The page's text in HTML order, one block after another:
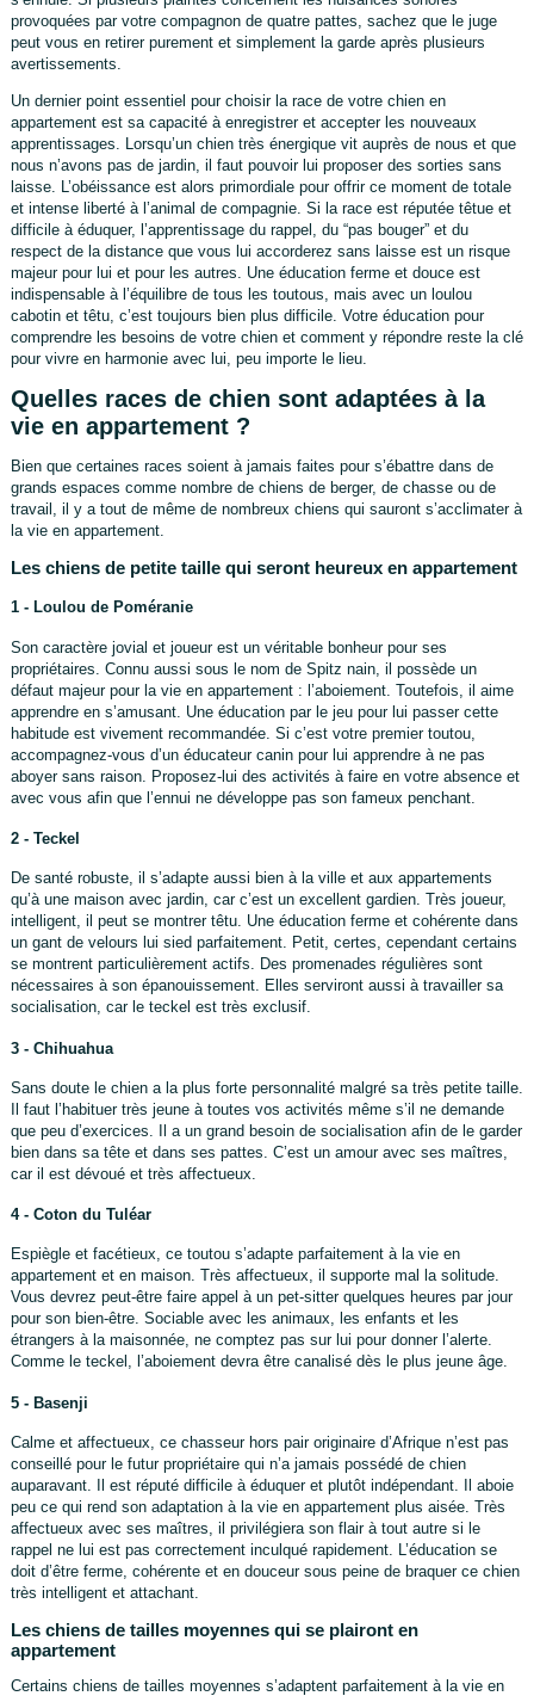
provoquées par votre compagnon de quatre pattes, sachez que le juge
peut vous en retirer purement et simplement la garde après plusieurs
avertissements.
Un dernier point essentiel pour choisir la race de votre chien en
appartement est sa capacité à enregistrer et accepter les nouveaux
apprentissages. Lorsqu’un chien très énergique vit auprès de nous et que
nous n’avons pas de jardin, il faut pouvoir lui proposer des sorties sans
laisse. L’obéissance est alors primordiale pour offrir ce moment de totale
et intense liberté à l’animal de compagnie. Si la race est réputée têtue et
difficile à éduquer, l’apprentissage du rappel, du “pas bouger” et du
respect de la distance que vous lui accorderez sans laisse est un risque
majeur pour lui et pour les autres. Une éducation ferme et douce est
indispensable à l’équilibre de tous les toutous, mais avec un loulou
cabotin et têtu, c’est toujours bien plus difficile. Votre éducation pour
comprendre les besoins de votre chien et comment y répondre reste la clé
pour vivre en harmonie avec lui, peu importe le lieu.
Quelles races de chien sont adaptées à la
vie en appartement ?
Bien que certaines races soient à jamais faites pour s’ébattre dans de
grands espaces comme nombre de chiens de berger, de chasse ou de
travail, il y a tout de même de nombreux chiens qui sauront s’acclimater à
la vie en appartement.
Les chiens de petite taille qui seront heureux en appartement
1 - Loulou de Poméranie
Son caractère jovial et joueur est un véritable bonheur pour ses
propriétaires. Connu aussi sous le nom de Spitz nain, il possède un
défaut majeur pour la vie en appartement : l’aboiement. Toutefois, il aime
apprendre en s’amusant. Une éducation par le jeu pour lui passer cette
habitude est vivement recommandée. Si c’est votre premier toutou,
accompagnez-vous d’un éducateur canin pour lui apprendre à ne pas
aboyer sans raison. Proposez-lui des activités à faire en votre absence et
avec vous afin que l’ennui ne développe pas son fameux penchant.
2 - Teckel
De santé robuste, il s’adapte aussi bien à la ville et aux appartements
qu’à une maison avec jardin, car c’est un excellent gardien. Très joueur,
intelligent, il peut se montrer têtu. Une éducation ferme et cohérente dans
un gant de velours lui sied parfaitement. Petit, certes, cependant certains
se montrent particulièrement actifs. Des promenades régulières sont
nécessaires à son épanouissement. Elles serviront aussi à travailler sa
socialisation, car le teckel est très exclusif.
3 - Chihuahua
Sans doute le chien a la plus forte personnalité malgré sa très petite taille.
Il faut l’habituer très jeune à toutes vos activités même s’il ne demande
que peu d’exercices. Il a un grand besoin de socialisation afin de le garder
bien dans sa tête et dans ses pattes. C’est un amour avec ses maîtres,
car il est dévoué et très affectueux.
4 - Coton du Tuléar
Espiègle et facétieux, ce toutou s’adapte parfaitement à la vie en
appartement et en maison. Très affectueux, il supporte mal la solitude.
Vous devrez peut-être faire appel à un pet-sitter quelques heures par jour
pour son bien-être. Sociable avec les animaux, les enfants et les
étrangers à la maisonnée, ne comptez pas sur lui pour donner l’alerte.
Comme le teckel, l’aboiement devra être canalisé dès le plus jeune âge.
5 - Basenji
Calme et affectueux, ce chasseur hors pair originaire d’Afrique n’est pas
conseillé pour le futur propriétaire qui n’a jamais possédé de chien
auparavant. Il est réputé difficile à éduquer et plutôt indépendant. Il aboie
peu ce qui rend son adaptation à la vie en appartement plus aisée. Très
affectueux avec ses maîtres, il privilégiera son flair à tout autre si le
rappel ne lui est pas correctement inculqué rapidement. L’éducation se
doit d’être ferme, cohérente et en douceur sous peine de braquer ce chien
très intelligent et attachant.
Les chiens de tailles moyennes qui se plairont en
appartement
Certains chiens de tailles moyennes s’adaptent parfaitement à la vie en